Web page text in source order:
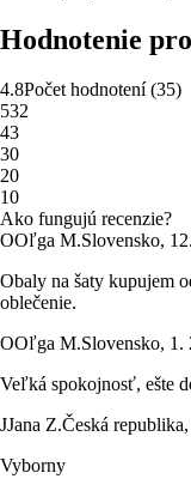
Hodnotenie
4.8Počet hodnotení(35)
532
43
30
20
10
Ako fungujú recenzie?
OOľga M.Slovensko,
Obaly na šaty kupujem
oblečenie.
OOľga M.Slovensko, 1.
Veľká spokojnosť, ešte
JJana Z.Česká republika,
Vyborny